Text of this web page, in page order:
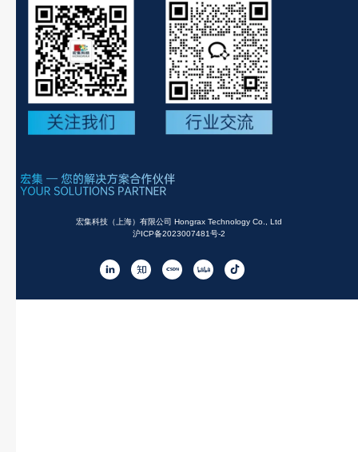
宏集科技（上海）有限公司 Hongrax Technology Co., Ltd
沪ICP备2023007481号-2